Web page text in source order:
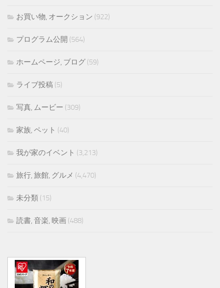
お買い物, オークション (922)
プログラム公開 (564)
ホームページ, ブログ (59)
ライブ投稿 (5)
写真, ムービー (309)
家族, ペット (40)
我が家のイベント (3,213)
旅行, 旅館, グルメ (4,470)
未分類 (15)
読書, 音楽, 映画 (488)